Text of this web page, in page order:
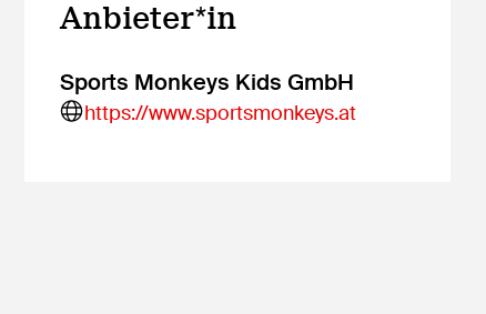
Anbieter*in
Sports Monkeys Kids GmbH
https://www.sportsmonkeys.at